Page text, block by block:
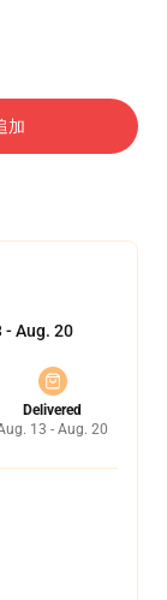
加
- Aug. 20
Delivered
13 - Aug. 20